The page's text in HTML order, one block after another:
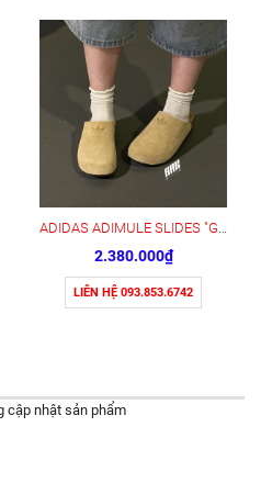
ADIDAS ADIMULE SLIDES "GOLDEN" ( JR3587)
2.380.000₫
LIÊN HỆ 093.853.6742
cập nhật sản phẩm